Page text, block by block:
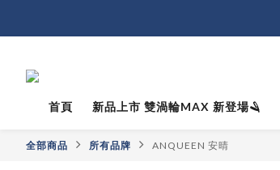
首頁 新品上市 雙渦輪MAX 新登場🪒
全部商品 所有品牌 ANQUEEN 安晴